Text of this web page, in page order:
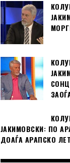
ЈАКИМОВСКИ: ПО
ДОАЃА АРАПСКО